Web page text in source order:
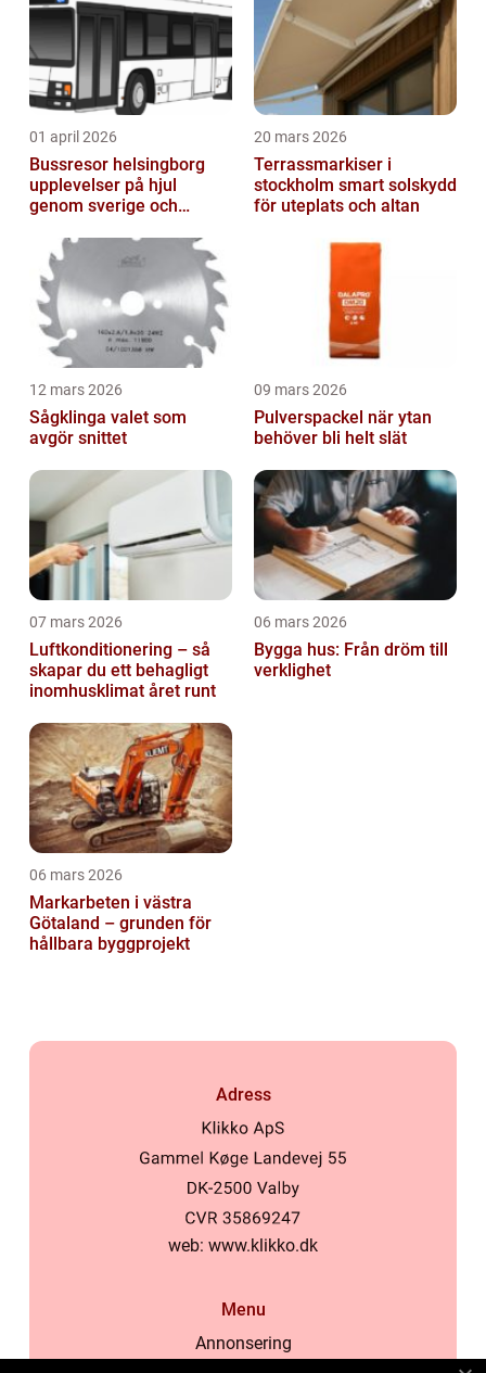
01 april 2026
Bussresor helsingborg
upplevelser på hjul
genom sverige och
20 mars 2026
Terrassmarkiser i
stockholm smart solskydd
för uteplats och altan
12 mars 2026
Sågklinga valet som
avgör snittet
09 mars 2026
Pulverspackel när ytan
behöver bli helt slät
07 mars 2026
Luftkonditionering – så
skapar du ett behagligt
inomhusklimat året runt
06 mars 2026
Bygga hus: Från dröm till
verklighet
06 mars 2026
Markarbeten i västra
Götaland – grunden för
hållbara byggprojekt
Adress
web: www.klikko.dk
Menu
Annonsering